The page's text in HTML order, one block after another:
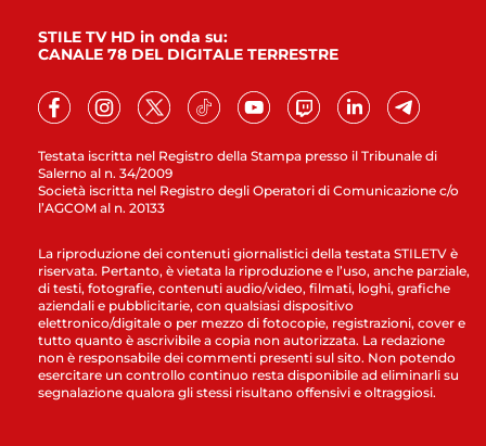
Testata iscritta nel Registro della Stampa presso il Tribunale di
Salerno al n. 34/2009
Società iscritta nel Registro degli Operatori di Comunicazione c/o
l’AGCOM al n. 20133
STILE TV HD in onda su:
CANALE 78 DEL DIGITALE TERRESTRE
La riproduzione dei contenuti giornalistici della testata STILETV è
riservata. Pertanto, è vietata la riproduzione e l’uso, anche parziale,
di testi, fotografie, contenuti audio/video, filmati, loghi, grafiche
aziendali e pubblicitarie, con qualsiasi dispositivo
elettronico/digitale o per mezzo di fotocopie, registrazioni, cover e
tutto quanto è ascrivibile a copia non autorizzata. La redazione
non è responsabile dei commenti presenti sul sito. Non potendo
esercitare un controllo continuo resta disponibile ad eliminarli su
segnalazione qualora gli stessi risultano offensivi e oltraggiosi.